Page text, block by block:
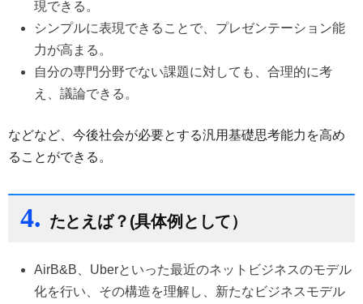
現できる。
シンプルに表現できることで、プレゼンテーション能
力が高まる。
自分の専門分野でない課題に対しても、合理的に考
え、議論できる。
などなど、今後社会が必要とする汎用基礎思考能力を高め
ることができる。
4. たとえば？(具体例として）
AirB&B、Uberといった最近のネットビジネスのモデル
化を行い、その構造を理解し、新たなビジネスモデル